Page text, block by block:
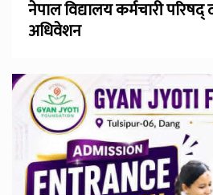
नेपाल विद्यालय कर्मचारी परिषद्
अधिवेशन